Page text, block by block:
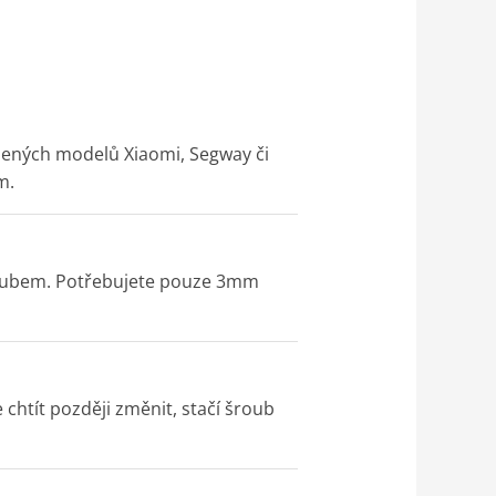
modelů Xiaomi, Segway či
Potřebujete pouze 3mm
později změnit, stačí šroub